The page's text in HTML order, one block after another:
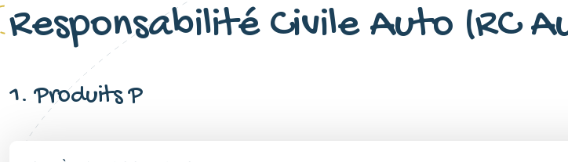
Responsabilité Civile Auto (RC
1. Produits P